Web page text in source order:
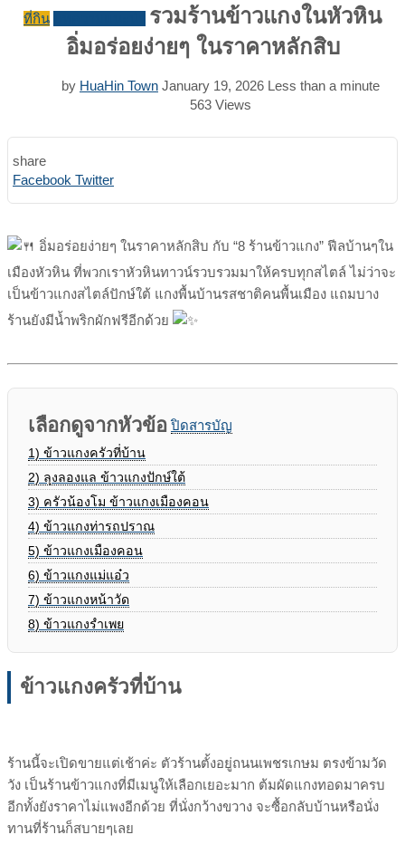
ที่กิน
รวมร้านข้าวแกงในหัวหิน
อิ่มอร่อยง่ายๆ ในราคาหลักสิบ
by HuaHin Town January 19, 2026 Less than a minute
563 Views
share
Facebook TwitterPrint
Share
อิ่มอร่อยง่ายๆ ในราคาหลักสิบ กับ “8 ร้านข้าวแกง” ฟีลบ้านๆใน
เมืองหัวหิน ที่พวกเราหัวหินทาวน์รวบรวมมาให้ครบทุกสไตล์ ไม่ว่าจะ
เป็นข้าวแกงสไตล์ปักษ์ใต้ แกงพื้นบ้านรสชาติคนพื้นเมือง แถมบาง
ร้านยังมีน้ำพริกผักฟรีอีกด้วย
เลือกดูจากหัวข้อ ปิดสารบัญ
1) ข้าวแกงครัวที่บ้าน
2) ลุงลองแล ข้าวแกงปักษ์ใต้
3) ครัวน้องโม ข้าวแกงเมืองคอน
4) ข้าวแกงท่ารถปราณ
5) ข้าวแกงเมืองคอน
6) ข้าวแกงแม่แอ๋ว
7) ข้าวแกงหน้าวัด
8) ข้าวแกงรำเพย
ข้าวแกงครัวที่บ้าน
ร้านนี้จะเปิดขายแต่เช้าค่ะ ตัวร้านตั้งอยู่ถนนเพชรเกษม ตรงข้ามวัด
วัง เป็นร้านข้าวแกงที่มีเมนูให้เลือกเยอะมาก ต้มผัดแกงทอดมาครบ
อีกทั้งยังราคาไม่แพงอีกด้วย ที่นั่งกว้างขวาง จะซื้อกลับบ้านหรือนั่ง
ทานที่ร้านก็สบายๆเลย